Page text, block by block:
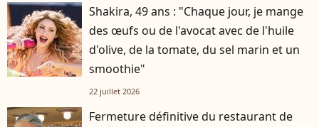
Shakira, 49 ans : "Chaque jour, je mange
des œufs ou de l'avocat avec de l'huile
d'olive, de la tomate, du sel marin et un
smoothie"
22 juillet 2026
Fermeture définitive du restaurant de